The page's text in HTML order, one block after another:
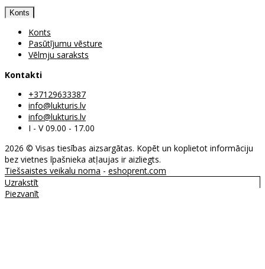
Konts
Konts
Pasūtījumu vēsture
Vēlmju saraksts
Kontakti
+37129633387
info@lukturis.lv
info@lukturis.lv
I - V 09.00 - 17.00
2026 © Visas tiesības aizsargātas. Kopēt un koplietot informāciju
bez vietnes īpašnieka atļaujas ir aizliegts.
Tiešsaistes veikalu noma - eshoprent.com
Uzrakstīt
Piezvanīt